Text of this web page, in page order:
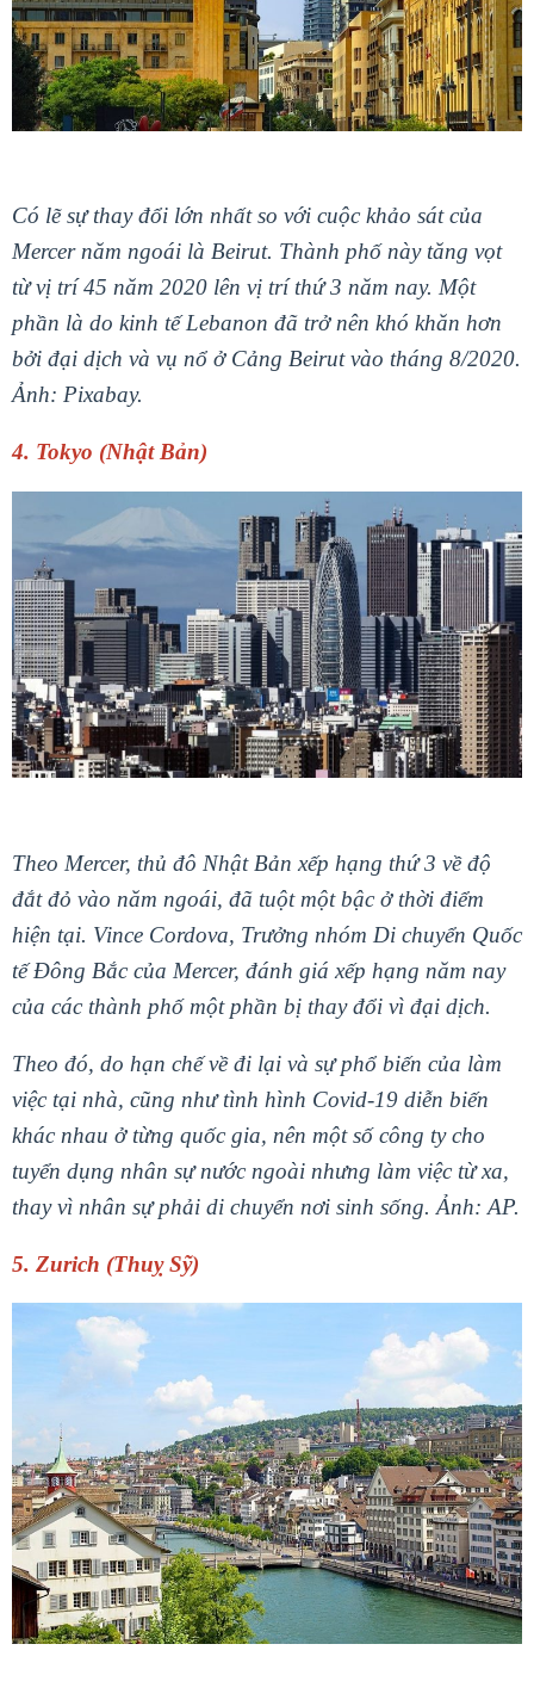
Có lẽ sự thay đổi lớn nhất so với cuộc khảo sát của
Mercer năm ngoái là Beirut. Thành phố này tăng vọt
từ vị trí 45 năm 2020 lên vị trí thứ 3 năm nay. Một
phần là do kinh tế Lebanon đã trở nên khó khăn hơn
bởi đại dịch và vụ nổ ở Cảng Beirut vào tháng 8/2020.
Ảnh: Pixabay.
4. Tokyo (Nhật Bản)
Theo Mercer, thủ đô Nhật Bản xếp hạng thứ 3 về độ
đắt đỏ vào năm ngoái, đã tuột một bậc ở thời điểm
hiện tại. Vince Cordova, Trưởng nhóm Di chuyển Quốc
tế Đông Bắc của Mercer, đánh giá xếp hạng năm nay
của các thành phố một phần bị thay đổi vì đại dịch.
Theo đó, do hạn chế về đi lại và sự phổ biến của làm
việc tại nhà, cũng như tình hình Covid-19 diễn biến
khác nhau ở từng quốc gia, nên một số công ty cho
tuyển dụng nhân sự nước ngoài nhưng làm việc từ xa,
thay vì nhân sự phải di chuyển nơi sinh sống. Ảnh: AP.
5. Zurich (Thuỵ Sỹ)